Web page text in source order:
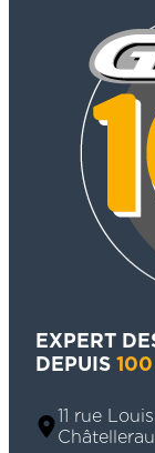
EXPERT
DEPUIS
11 rue